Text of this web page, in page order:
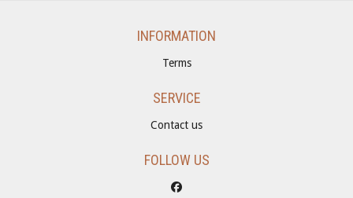
INFORMATION
Terms
SERVICE
Contact us
FOLLOW US